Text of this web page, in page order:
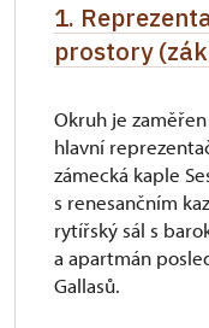
1.
prostory
Okruh je
hlavní
zámecká kaple
s renesančním
rytířský sál s
a apartmán
Gallasů.